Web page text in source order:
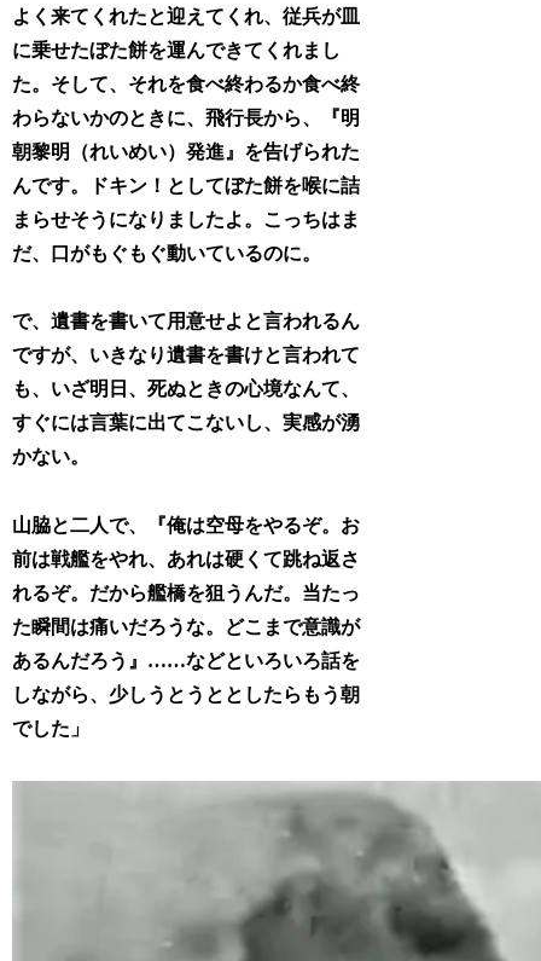
よく来てくれたと迎えてくれ、従兵が皿
に乗せたぼた餅を運んできてくれまし
た。そして、それを食べ終わるか食べ終
わらないかのときに、飛行長から、『明
朝黎明（れいめい）発進』を告げられた
んです。ドキン！としてぼた餅を喉に詰
まらせそうになりましたよ。こっちはま
だ、口がもぐもぐ動いているのに。
で、遺書を書いて用意せよと言われるん
ですが、いきなり遺書を書けと言われて
も、いざ明日、死ぬときの心境なんて、
すぐには言葉に出てこないし、実感が湧
かない。
山脇と二人で、『俺は空母をやるぞ。お
前は戦艦をやれ、あれは硬くて跳ね返さ
れるぞ。だから艦橋を狙うんだ。当たっ
た瞬間は痛いだろうな。どこまで意識が
あるんだろう』……などといろいろ話を
しながら、少しうとうととしたらもう朝
でした」